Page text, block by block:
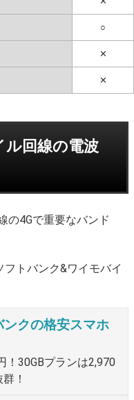
○
✕
✕
回線の電波
の4Gで重要なバンド
トバンク&ワイモバイ
ンクの格安スマホ
！30GBプランは2,970
！